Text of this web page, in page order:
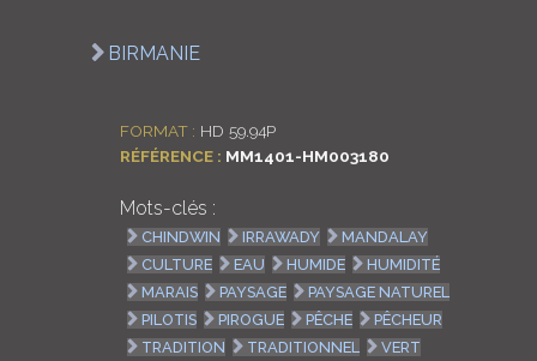
BIRMANIE
FORMAT : HD 59.94P
RÉFÉRENCE : MM1401-HM003180
Mots-clés :
CHINDWIN IRRAWADY
MANDALAY
CULTURE
EAU HUMIDE
HUMIDITÉ
MARAIS
PAYSAGE
PAYSAGE NATUREL
PILOTIS
PIROGUE PÊCHE
PÊCHEUR
TRADITION
TRADITIONNEL
VERT